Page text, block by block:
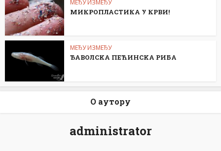
МЕЂУ ИЗМЕЂУ
МИКРОПЛАСТИКА У КРВИ!
МЕЂУ ИЗМЕЂУ
ЂАВОЛСKА ПЕЋИНСKА РИБА
О аутору
administrator